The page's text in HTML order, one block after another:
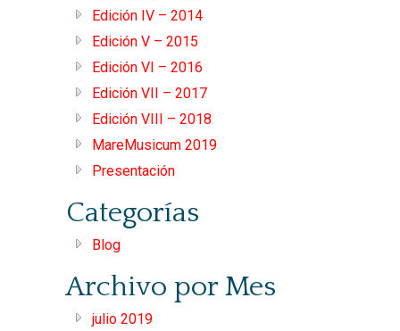
Edición IV – 2014
Edición V – 2015
Edición VI – 2016
Edición VII – 2017
Edición VIII – 2018
MareMusicum 2019
Presentación
Categorías
Blog
Archivo por Mes
julio 2019